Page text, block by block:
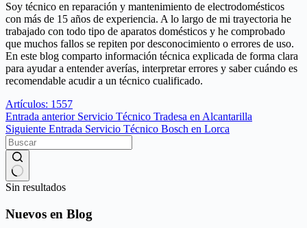
Soy técnico en reparación y mantenimiento de electrodomésticos
con más de 15 años de experiencia. A lo largo de mi trayectoria he
trabajado con todo tipo de aparatos domésticos y he comprobado
que muchos fallos se repiten por desconocimiento o errores de uso.
En este blog comparto información técnica explicada de forma clara
para ayudar a entender averías, interpretar errores y saber cuándo es
recomendable acudir a un técnico cualificado.
Artículos: 1557
Entrada anterior Servicio Técnico Tradesa en Alcantarilla
Siguiente Entrada Servicio Técnico Bosch en Lorca
Sin resultados
Nuevos en Blog